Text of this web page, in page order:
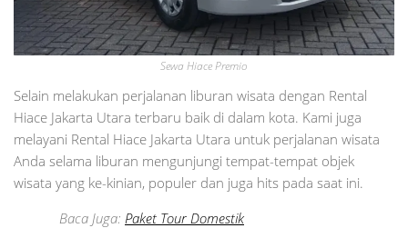
Sewa Hiace Premio
Selain melakukan perjalanan liburan wisata dengan Rental
Hiace Jakarta Utara terbaru baik di dalam kota. Kami juga
melayani Rental Hiace Jakarta Utara untuk perjalanan wisata
Anda selama liburan mengunjungi tempat-tempat objek
wisata yang ke-kinian, populer dan juga hits pada saat ini.
Baca Juga: Paket Tour Domestik